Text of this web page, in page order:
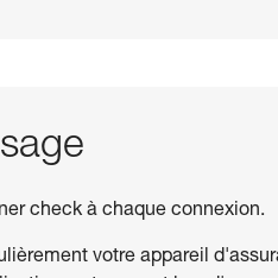
check à chaque connexion.
votre appareil